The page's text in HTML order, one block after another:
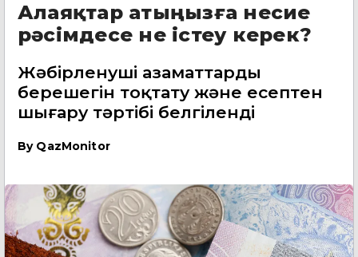
Алаяқтар атыңызға несие
рәсімдесе не істеу керек?
Жәбірленуші азаматтардың
берешегін тоқтату және есептен
шығару тәртібі белгіленді
By QazMonitor